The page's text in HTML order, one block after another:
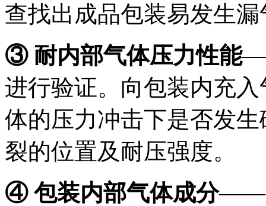
查找出成品包装易发生
③ 耐内部气体压力性能
进行验证。向包装内充
体的压力冲击下是否发
裂的位置及耐压强度。
④ 包装内部气体成分——